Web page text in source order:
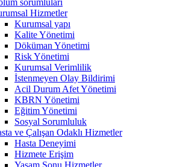
Hizmetler
Kurumsal yapı
Kalite Yönetimi
Döküman Yönetimi
Risk Yönetimi
Kurumsal Verimlilik
İstenmeyen Olay Bildirimi
Acil Durum Afet Yönetimi
KBRN Yönetimi
Eğitim Yönetimi
Sosyal Sorumluluk
ve Çalışan Odaklı Hizmetler
Hasta Deneyimi
Hizmete Erişim
Yaşam Sonu Hizmetler